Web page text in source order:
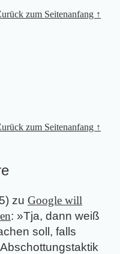
zum Seitenanfang ↑
zum Seitenanfang ↑
) zu Google will
: »Tja, dann weiß
soll, falls